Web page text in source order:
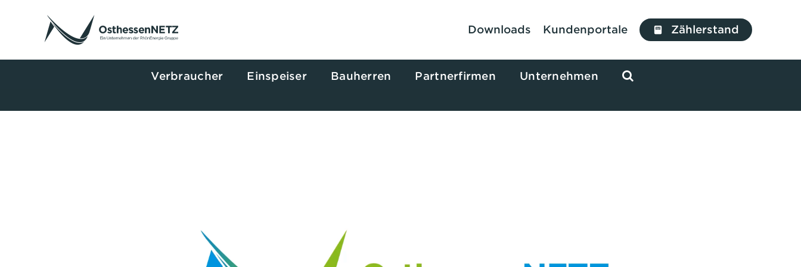
springen
Downloads Kundenportale Zählerstand
Verbraucher Einspeiser Bauherren Partnerfirmen Unternehmen